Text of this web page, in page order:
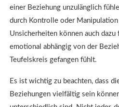
einer Beziehung unzulänglich
durch Kontrolle oder
Unsicherheiten können auch dazu
emotional abhängig von der
Teufelskreis gefangen fühlt.
Es ist wichtig zu beachten, dass
Beziehungen vielfältig sein